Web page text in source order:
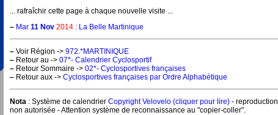
... rafraîchir cette page à chaque nouvelle visite ...
– Mar 11 Nov 2014 : La Belle Martinique
– Voir Région -> 972.*MARTINIQUE
– Retour au -> 07*- Calendrier Cyclosportif
– Retour Sommaire -> 02*- Cyclosportives françaises
– Retour aux -> Cyclosportives françaises par Ordre Alphabétique
Nota : Système de calendrier Copyright Velovelo (cliquer pour lire) - reproduction
non autorisée - Attention système de reconnaissance au "copier-coller".